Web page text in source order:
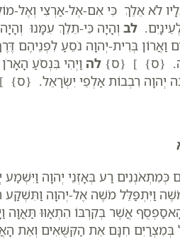
לֹא אֵלֵךְ כִּי אִם-אֶל-אַרְצִי וְאֶל-
לב וְהָיָה כִּי-תֵלֵךְ עִמָּנוּ
וַאֲרוֹן בְּרִית-יְהוָה נֹסֵעַ לִפְנֵיהֶם
{ס} ] {ס} לה וַיְהִי בִּנְסֹעַ
יְהוָה רִבְבוֹת אַלְפֵי יִשְׂרָאֵל.
כְּמִתְאֹנְנִים רַע בְּאָזְנֵי יְהוָה
וַיִּתְפַּלֵּל מֹשֶׁה אֶל-יְהוָה
אֲשֶׁר בְּקִרְבּוֹ הִתְאַוּוּ תַּאֲוָה
בְּמִצְרַיִם חִנָּם אֵת הַקִּשֻּׁאִים וְאֵת